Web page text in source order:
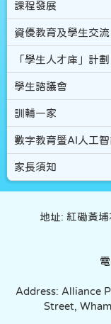
課程發展
資優教育及學生交流
「學生人才庫」計劃
學生諮議會
訓輔一家
數字教育暨AI人工智
家長須知
地址: 紅磡黃
Address: Alliance
Street,